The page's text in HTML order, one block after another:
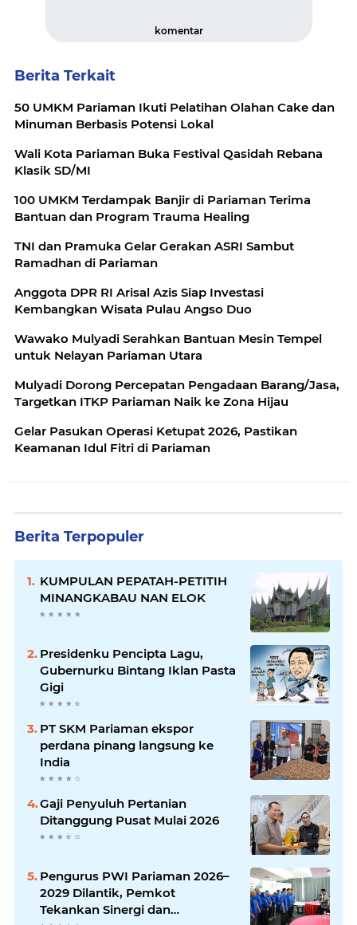
komentar
Berita Terkait
50 UMKM Pariaman Ikuti Pelatihan Olahan Cake dan
Minuman Berbasis Potensi Lokal
Wali Kota Pariaman Buka Festival Qasidah Rebana
Klasik SD/MI
100 UMKM Terdampak Banjir di Pariaman Terima
Bantuan dan Program Trauma Healing
TNI dan Pramuka Gelar Gerakan ASRI Sambut
Ramadhan di Pariaman
Anggota DPR RI Arisal Azis Siap Investasi
Kembangkan Wisata Pulau Angso Duo
Wawako Mulyadi Serahkan Bantuan Mesin Tempel
untuk Nelayan Pariaman Utara
Mulyadi Dorong Percepatan Pengadaan Barang/Jasa,
Targetkan ITKP Pariaman Naik ke Zona Hijau
Gelar Pasukan Operasi Ketupat 2026, Pastikan
Keamanan Idul Fitri di Pariaman
Berita Terpopuler
KUMPULAN PEPATAH-PETITIH
MINANGKABAU NAN ELOK
Presidenku Pencipta Lagu,
Gubernurku Bintang Iklan Pasta
Gigi
PT SKM Pariaman ekspor
perdana pinang langsung ke
India
Gaji Penyuluh Pertanian
Ditanggung Pusat Mulai 2026
Pengurus PWI Pariaman 2026–
2029 Dilantik, Pemkot
Tekankan Sinergi dan